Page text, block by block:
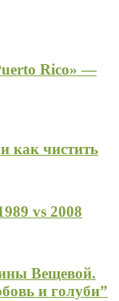
Rico» —
как чистить
vs 2008
Вещевой.
и голуби”